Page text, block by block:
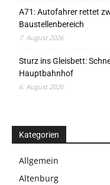
A71: Autofahrer rettet
Baustellenbereich
7. August 2026
Sturz ins Gleisbett:
Hauptbahnhof
6. August 2026
Kategorien
Allgemein
Altenburg